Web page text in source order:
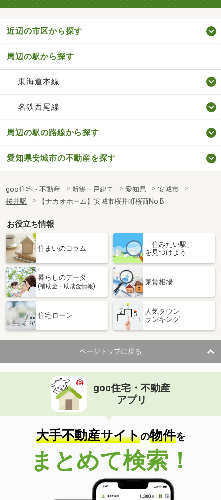
近辺の市区から探す
周辺の駅から探す
東海道本線
名鉄西尾線
周辺の駅の路線から探す
愛知県安城市の不動産を探す
goo住宅・不動産 新築一戸建て 愛知県
安城市
桜井駅
【ナカオホーム】安城市桜井町桜西No.B
お役立ち情報
住まいのコラム
「住みたい駅」
を見つけよう
暮らしのデータ
(補助金・助成金情報)
家賃相場
住宅ローン
人気タウン
ランキング
ページトップに戻る
goo住宅・不動産
アプリ
大手不動産サイトの物件を
まとめて検索！